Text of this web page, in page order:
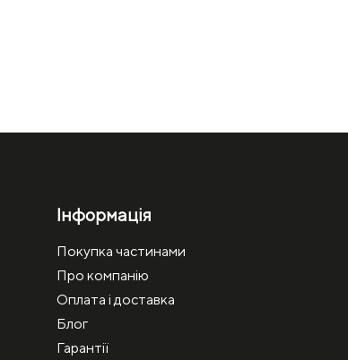
Інформація
Покупка частинами
Про компанію
Оплата і доставка
Блог
Гарантії